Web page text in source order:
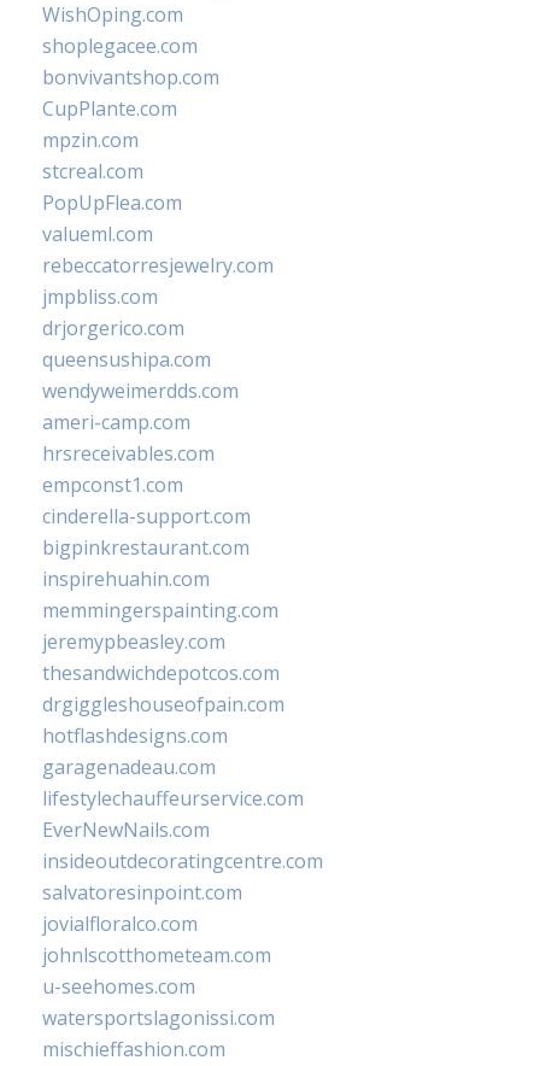
WishOping.com
shoplegacee.com
bonvivantshop.com
CupPlante.com
mpzin.com
stcreal.com
PopUpFlea.com
valueml.com
rebeccatorresjewelry.com
jmpbliss.com
drjorgerico.com
queensushipa.com
wendyweimerdds.com
ameri-camp.com
hrsreceivables.com
empconst1.com
cinderella-support.com
bigpinkrestaurant.com
inspirehuahin.com
memmingerspainting.com
jeremypbeasley.com
thesandwichdepotcos.com
drgiggleshouseofpain.com
hotflashdesigns.com
garagenadeau.com
lifestylechauffeurservice.com
EverNewNails.com
insideoutdecoratingcentre.com
salvatoresinpoint.com
jovialfloralco.com
johnlscotthometeam.com
u-seehomes.com
watersportslagonissi.com
mischieffashion.com